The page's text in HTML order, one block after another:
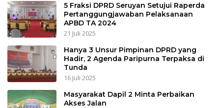
5 Fraksi DPRD Seruyan Setujui Raperda
Pertanggungjawaban Pelaksanaan
APBD TA 2024
21 Juli 2025
Hanya 3 Unsur Pimpinan DPRD yang
Hadir, 2 Agenda Paripurna Terpaksa di
Tunda
16 Juli 2025
Masyarakat Dapil 2 Minta Perbaikan
Akses Jalan